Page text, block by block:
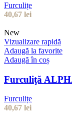
Furculițe
40,67 lei
New
Vizualizare rapidă
Adaugă la favorite
Adaugă în coș
Furculiţă
Furculițe
40,67 lei